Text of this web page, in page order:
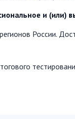
и (или)
России.